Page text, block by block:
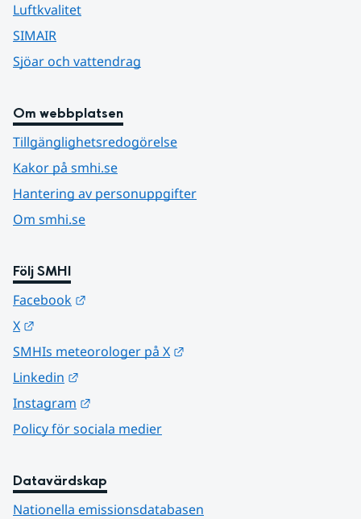
Luftkvalitet
SIMAIR
Sjöar och vattendrag
Om webbplatsen
Tillgänglighetsredogörelse
Kakor på smhi.se
Hantering av personuppgifter
Om smhi.se
Följ SMHI
Facebook
X
SMHIs meteorologer på X
Linkedin
Instagram
Policy för sociala medier
Datavärdskap
Nationella emissionsdatabasen